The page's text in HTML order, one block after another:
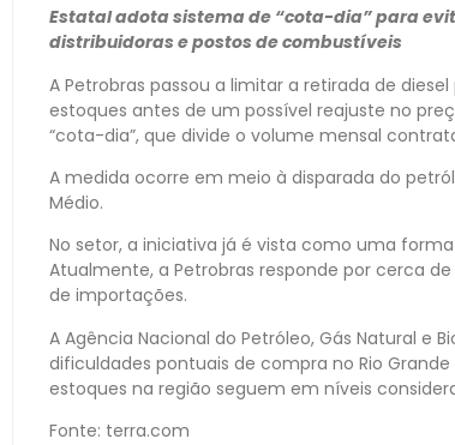
Estatal adota sistema de “cota-dia” para
distribuidoras e postos de combustíveis
A Petrobras passou a limitar a retirada de
estoques antes de um possível reajuste no
“cota-dia”, que divide o volume mensal
A medida ocorre em meio à disparada do
Médio.
No setor, a iniciativa já é vista como uma
Atualmente, a Petrobras responde por cerca
de importações.
A Agência Nacional do Petróleo, Gás Natural e
dificuldades pontuais de compra no Rio
estoques na região seguem em níveis
Fonte: terra.com